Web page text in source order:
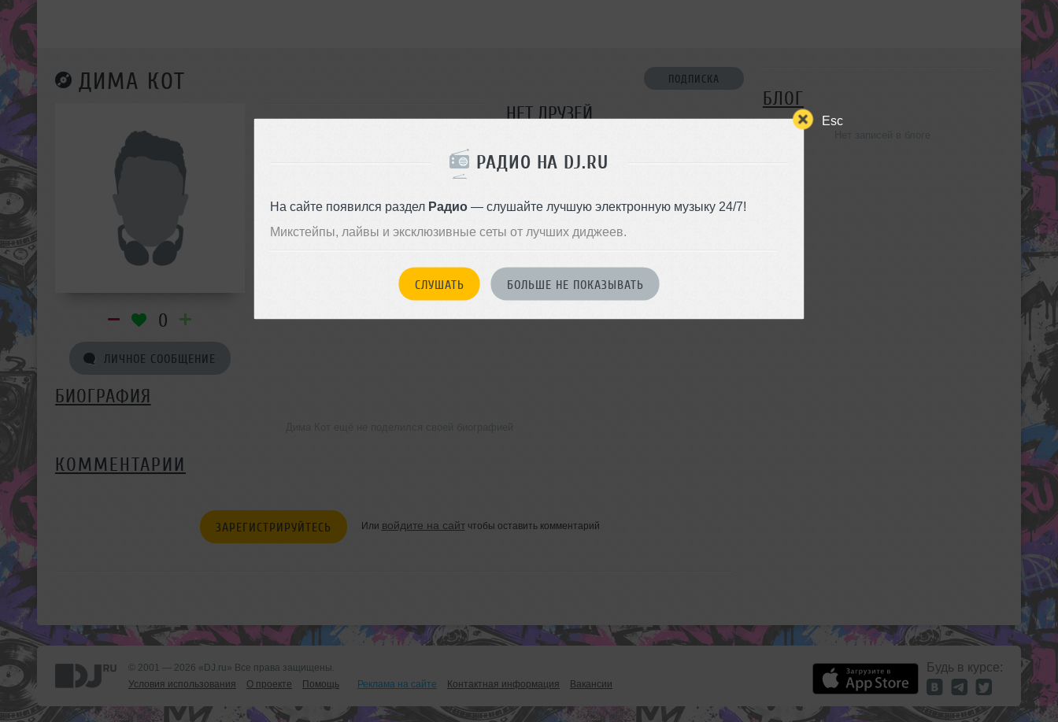
Esc
РАДИО НА DJ.RU
На сайте появился раздел Радио— слушайте лучшую электронную музыку 24/7!
Микстейпы, лайвы и эксклюзивные сеты от лучших диджеев.
СЛУШАТЬ БОЛЬШЕ НЕ ПОКАЗЫВАТЬ
ДИМА КОТ ПОДПИСКА
0
ЛИЧНОЕ СООБЩЕНИЕ
НЕТ ДРУЗЕЙ
БИОГРАФИЯ
КОММЕНТАРИИ
ЗАРЕГИСТРИРУЙТЕСЬ Или войдите на сайтчтобы оставить комментарий
БЛОГ
© 2001 — 2026 «DJ.ru» Все права защищены.
Условия использования
О проекте Помощь Реклама на сайте Контактная информация Вакансии
Будь в курсе: